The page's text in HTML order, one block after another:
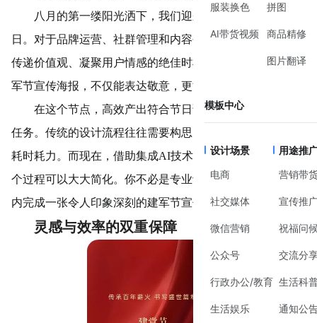
服装换色
AI带货视频
拼图
商品精修
图片翻译
模板中心
设计场景
电商
社交媒体
微信营销
公众号
行政办公/教育
生活娱乐
用途推
营销带
宣传推
祝福问
交流分
生活科
通知公
八月的第一缕阳光洒下，我们迎来了属于人民军队的节
日。对于品牌运营、社群管理和内容创作者而言，这是一个
传递价值观、凝聚用户情感的绝佳时机。一张制作精良的建
军节宣传海报，不仅能表达敬意，更能拉近与受众的距离。
在这个节点，高效产出符合节日调性的视觉内容是首要
任务。传统的设计流程往往需要构思、找图、排版、调整，
耗时耗力。而现在，借助集成AI技术的在线设计平台，整
个过程可以大大简化。你不必是专业设计师，也能在几分钟
内完成一张令人印象深刻的建军节宣传海报。
灵感与效率的双重保障